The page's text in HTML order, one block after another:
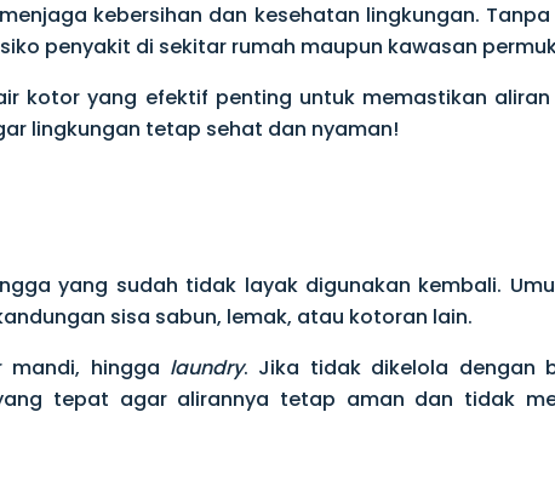
kebersihan dan kesehatan lingkungan.
penyakit di sekitar rumah maupun kawasan
kotor yang efektif penting untuk memastikan
lingkungan tetap sehat dan nyaman!
yang sudah tidak layak digunakan kembali.
sisa sabun, lemak, atau kotoran lain.
mandi, hingga laundry. Jika tidak dikelola dengan
tepat agar alirannya tetap aman dan tidak